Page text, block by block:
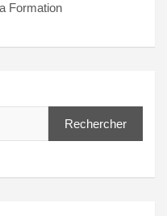
Formation
Rechercher